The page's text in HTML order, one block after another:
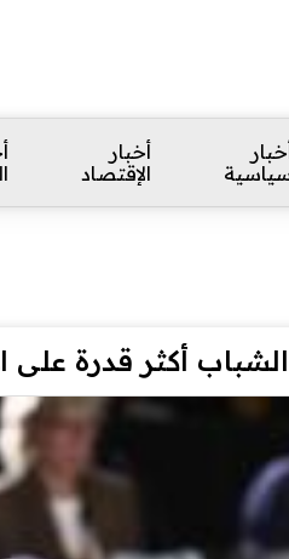
أخبار
الإقتصاد
أكثر قدرة على